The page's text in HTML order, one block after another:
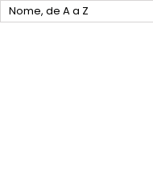
Nome, de A a Z